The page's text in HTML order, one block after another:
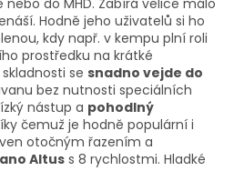
nebo do MHD. Zabírá velice málo
Hodně jeho uživatelů si ho
kdy např. v kempu plní roli
prostředku na krátké
se snadno vejde do
bez nutnosti speciálních
nástup a pohodlný
čemuž je hodně populární i
otočným řazením a
Altus s 8 rychlostmi. Hladké